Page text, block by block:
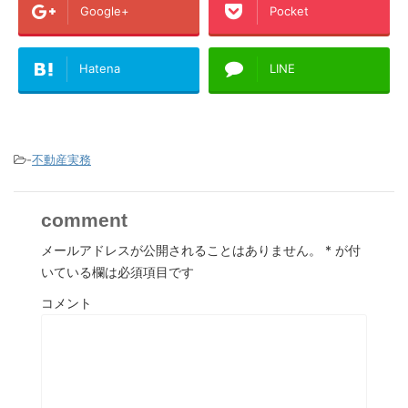
Google+ Pocket
Hatena LINE
-不動産実務
comment
メールアドレスが公開されることはありません。 * が付
いている欄は必須項目です
コメント